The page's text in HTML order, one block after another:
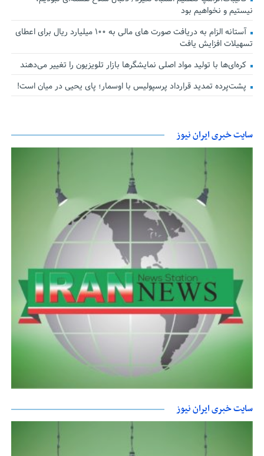
نیستیم و نخواهیم بود
آستانه الزام به دریافت صورت های مالی به ۱۰۰ میلیارد ریال برای اعطای
تسهیلات افزایش یافت
کره‌ای‌ها با تولید مواد اصلی نمایشگرها بازار تلویزیون را تغییر می‌دهند
پشت‌پرده تمدید قرارداد پرسپولیس با اوسمار؛ پای یحیی در میان است!
سایت خبری ایران نیوز
سایت خبری ایران نیوز